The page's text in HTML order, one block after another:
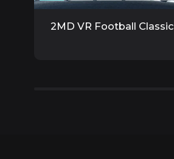
2MD VR Football Classic